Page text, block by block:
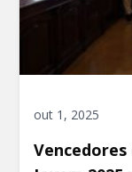
out 1, 2025